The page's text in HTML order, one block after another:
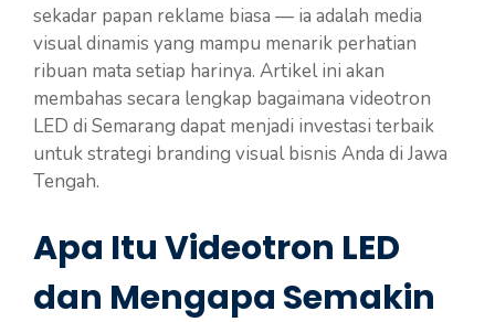
sekadar papan reklame biasa — ia adalah media
visual dinamis yang mampu menarik perhatian
ribuan mata setiap harinya. Artikel ini akan
membahas secara lengkap bagaimana videotron
LED di Semarang dapat menjadi investasi terbaik
untuk strategi branding visual bisnis Anda di Jawa
Tengah.
Apa Itu Videotron LED
dan Mengapa Semakin